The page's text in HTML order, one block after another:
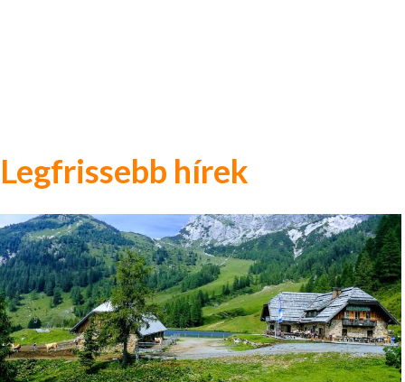
Legfrissebb hírek